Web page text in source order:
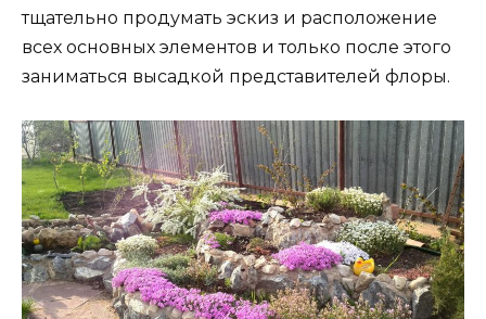
тщательно продумать эскиз и расположение
всех основных элементов и только после этого
заниматься высадкой представителей флоры.